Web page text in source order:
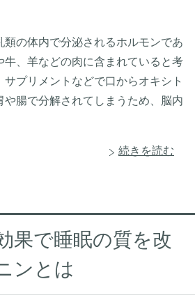
類の体内で分泌されるホルモンであ
牛、羊などの肉に含まれていると考
サプリメントなどで口からオキシト
や腸で分解されてしまうため、脳内
続きを読む
果で睡眠の質を改
ンとは